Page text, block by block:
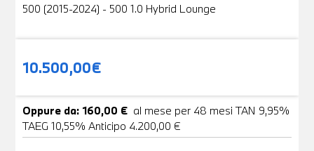
500 (2015-2024) - 500 1.0 Hybrid Lounge
10.500,00€
Oppure da: 160,00 € al mese per 48 mesi TAN 9,95%
TAEG 10,55% Anticipo 4.200,00 €